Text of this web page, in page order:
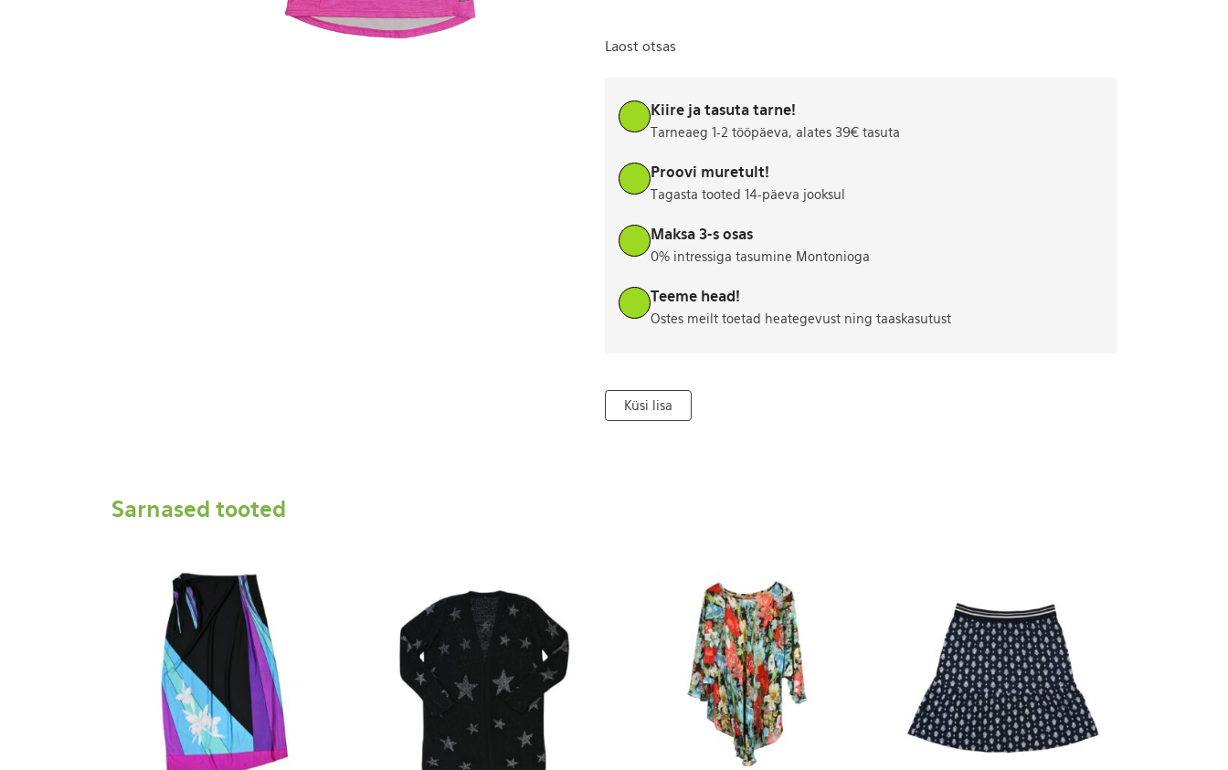
Laost otsas
Kiire ja tasuta tarne!
Tarneaeg 1-2 tööpäeva, alates 39€ tasuta
Proovi muretult!
Tagasta tooted 14-päeva jooksul
Maksa 3-s osas
0% intressiga tasumine Montonioga
Teeme head!
Ostes meilt toetad heategevust ning taaskasutust
Küsi lisa
Sarnased tooted